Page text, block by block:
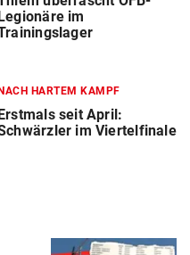
Legionäre im
NACH HARTEM KAMPF
Erstmals seit April:
im Viertelfinale